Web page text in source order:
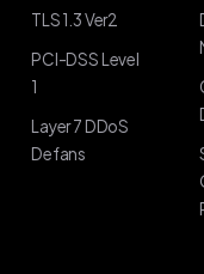
TLS 1.3 Ver2
PCI-DSS Level
1
Layer 7 DDoS
Defans